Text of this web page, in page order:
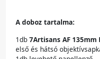
A doboz tartalma:
1db 7Artisans AF 135mm
első és hátsó